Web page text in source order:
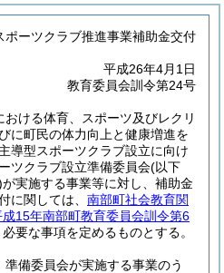
ポーツクラブ推進事業補助金交付
平成26年4月1日
教育委員会訓令第24号
おける体育、スポーツ及びレクリ
に町民の体力向上と健康増進を
導型スポーツクラブ設立に向け
ツクラブ設立準備委員会(以下
が実施する事業等に対し、補助金
に関しては、 南部町社会教育関
成15年南部町教育委員会訓令第6
要な事項を定めるものとする。
備委員会が実施する事業のう